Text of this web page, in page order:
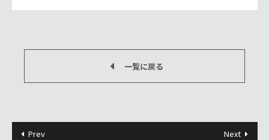
一覧に戻る
Prev
Next